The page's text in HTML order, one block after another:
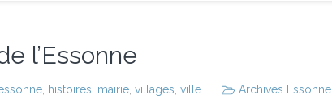
l’Essonne
histoires mairie villages ville Archives Essonne